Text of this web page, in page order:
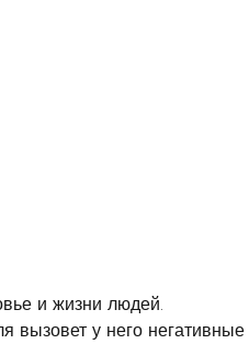
вызовет у него негативные